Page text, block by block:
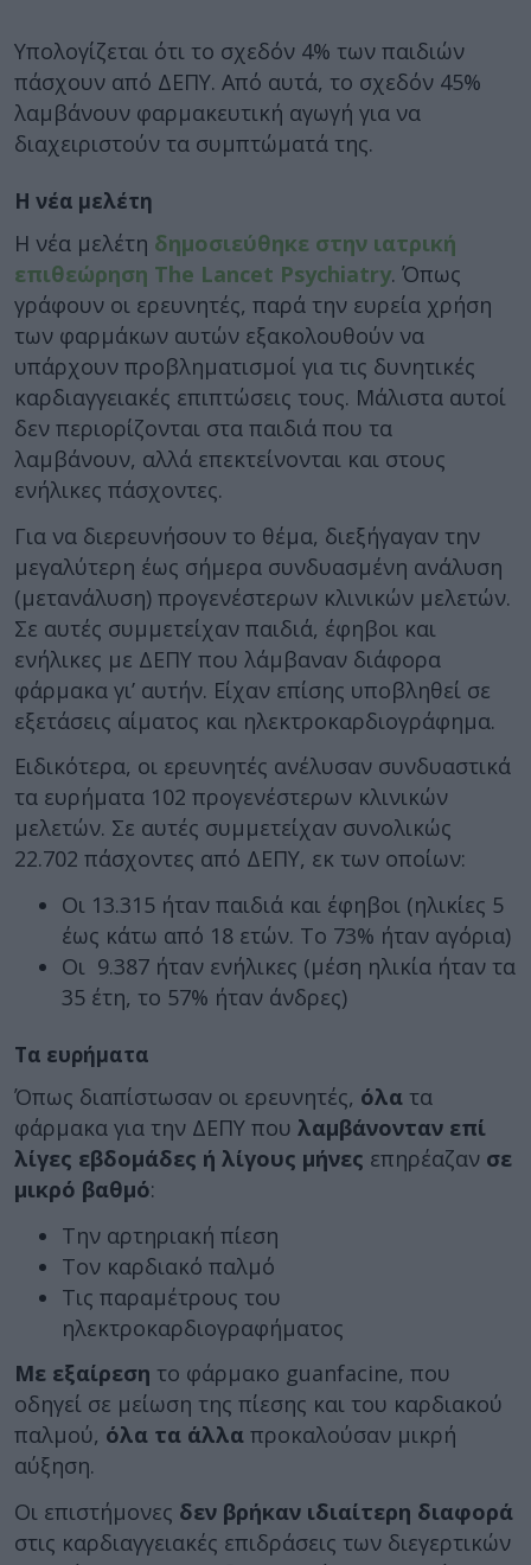
Υπολογίζεται ότι το σχεδόν 4% των παιδιών
πάσχουν από ΔΕΠΥ. Από αυτά, το σχεδόν 45%
λαμβάνουν φαρμακευτική αγωγή για να
διαχειριστούν τα συμπτώματά της.
Η νέα μελέτη
Η νέα μελέτη δημοσιεύθηκε στην ιατρική
επιθεώρηση The Lancet Psychiatry. Όπως
γράφουν οι ερευνητές, παρά την ευρεία χρήση
των φαρμάκων αυτών εξακολουθούν να
υπάρχουν προβληματισμοί για τις δυνητικές
καρδιαγγειακές επιπτώσεις τους. Μάλιστα αυτοί
δεν περιορίζονται στα παιδιά που τα
λαμβάνουν, αλλά επεκτείνονται και στους
ενήλικες πάσχοντες.
Για να διερευνήσουν το θέμα, διεξήγαγαν την
μεγαλύτερη έως σήμερα συνδυασμένη ανάλυση
(μετανάλυση) προγενέστερων κλινικών μελετών.
Σε αυτές συμμετείχαν παιδιά, έφηβοι και
ενήλικες με ΔΕΠΥ που λάμβαναν διάφορα
φάρμακα γι’ αυτήν. Είχαν επίσης υποβληθεί σε
εξετάσεις αίματος και ηλεκτροκαρδιογράφημα.
Ειδικότερα, οι ερευνητές ανέλυσαν συνδυαστικά
τα ευρήματα 102 προγενέστερων κλινικών
μελετών. Σε αυτές συμμετείχαν συνολικώς
22.702 πάσχοντες από ΔΕΠΥ, εκ των οποίων:
Οι 13.315 ήταν παιδιά και έφηβοι (ηλικίες 5
έως κάτω από 18 ετών. Το 73% ήταν αγόρια)
Οι 9.387 ήταν ενήλικες (μέση ηλικία ήταν τα
35 έτη, το 57% ήταν άνδρες)
Τα ευρήματα
Όπως διαπίστωσαν οι ερευνητές, όλα τα
φάρμακα για την ΔΕΠΥ που λαμβάνονταν επί
λίγες εβδομάδες ή λίγους μήνες επηρέαζαν σε
μικρό βαθμό:
Την αρτηριακή πίεση
Τον καρδιακό παλμό
Τις παραμέτρους του
ηλεκτροκαρδιογραφήματος
Με εξαίρεση το φάρμακο guanfacine, που
οδηγεί σε μείωση της πίεσης και του καρδιακού
παλμού, όλα τα άλλα προκαλούσαν μικρή
αύξηση.
Οι επιστήμονες δεν βρήκαν ιδιαίτερη διαφορά
στις καρδιαγγειακές επιδράσεις των διεγερτικών